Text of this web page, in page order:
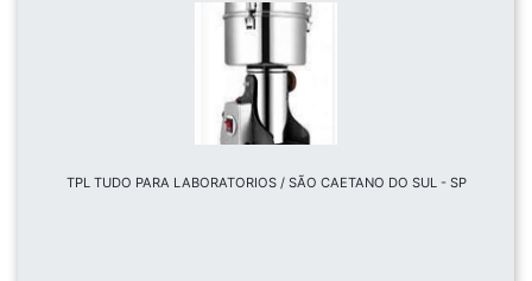
TPL TUDO PARA LABORATORIOS / SÃO CAETANO DO SUL - SP